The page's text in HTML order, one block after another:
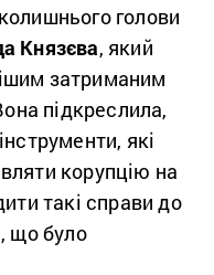
голови
Князєва, який
затриманим
підкреслила,
які
корупцію на
такі справи до
що було